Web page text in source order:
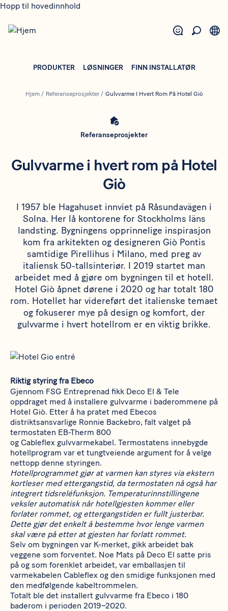
Hopp til hovedinnhold
PRODUKTER LØSNINGER FINN INSTALLATØR
Hjem/ Referanseprosjekter/ Gulvvarme I Hvert Rom På Hotel Giò
Referanseprosjekter
Gulvvarme i hvert rom på Hotel
Giò
I 1957 ble Hagahuset innviet på Råsundavägen i
Solna. Her lå kontorene for Stockholms läns
landsting. Bygningens opprinnelige inspirasjon
kom fra arkitekten og designeren Giò Pontis
samtidige Pirellihus i Milano, med preg av
italiensk 50-tallsinteriør. I 2019 startet man
arbeidet med å gjøre om bygningen til et hotell.
Hotel Giò åpnet dørene i 2020 og har totalt 180
rom. Hotellet har videreført det italienske temaet
og fokuserer mye på design og komfort, der
gulvvarme i hvert hotellrom er en viktig brikke.
Riktig styring fra Ebeco
Gjennom FSG Entreprenad fikk Deco El & Tele
oppdraget med å installere gulvvarme i baderommene på
Hotel Giò. Etter å ha pratet med Ebecos
distriktsansvarlige Ronnie Backebro, falt valget på
termostaten EB-Therm 800
og Cableflex gulvvarmekabel. Termostatens innebygde
hotellprogram var et tungtveiende argument for å velge
nettopp denne styringen.
Hotellprogrammet gjør at varmen kan styres via ekstern
kortleser med ettergangstid, da termostaten nå også har
integrert tidsreléfunksjon. Temperaturinnstillingene
veksler automatisk når hotellgjesten kommer eller
forlater rommet, og ettergangstiden er fullt justerbar.
Dette gjør det enkelt å bestemme hvor lenge varmen
skal være på etter at gjesten har forlatt rommet.
Selv om bygningen var K-merket, gikk arbeidet bak
veggene som forventet. Noe Mats på Deco El satte pris
på og som forenklet arbeidet, var emballasjen til
varmekabelen Cableflex og den smidige funksjonen med
den medfølgende kabeltrommelen.
Totalt ble det installert gulvvarme fra Ebeco i 180
baderom i perioden 2019–2020.